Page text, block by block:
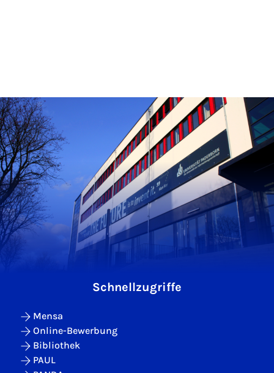
Schnellzugriffe
Mensa
Online-Bewerbung
Bibliothek
PAUL